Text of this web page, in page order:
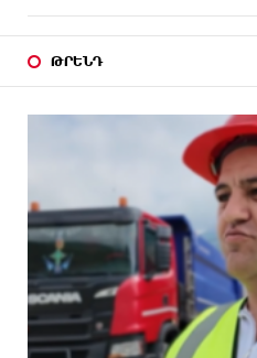
ԱՌԱՋ
սպասվում
Գերմանիայում ցույց
կառավարության դեմ
Մոդին
միլիոն դիտում՝ 24
13 ԺԱՄ
ԱՌԱՋ
23-ամյա ուսանողի
հարավկորեական App
նույնիսկ Google Maps-ը
14 ԺԱՄ
ԱՌԱՋ
Ռուսաստանի
ԹՐԵՆԴ